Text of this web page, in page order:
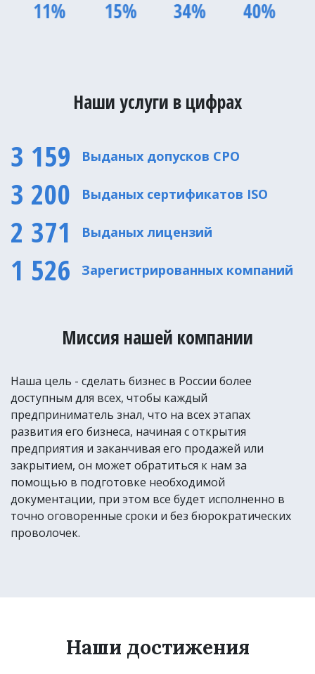
Наши услуги в цифрах
3 159 Выданых допусков CPO
3 200 Выданых сертификатов ISO
2 371 Выданых лицензий
1 526 Зарегистрированных компаний
Миссия нашей компании
Наша цель - сделать бизнес в России более
доступным для всех, чтобы каждый
предприниматель знал, что на всех этапах
развития его бизнеса, начиная с открытия
предприятия и заканчивая его продажей или
закрытием, он может обратиться к нам за
помощью в подготовке необходимой
документации, при этом все будет исполненно в
точно оговоренные сроки и без бюрократических
проволочек.
Наши достижения